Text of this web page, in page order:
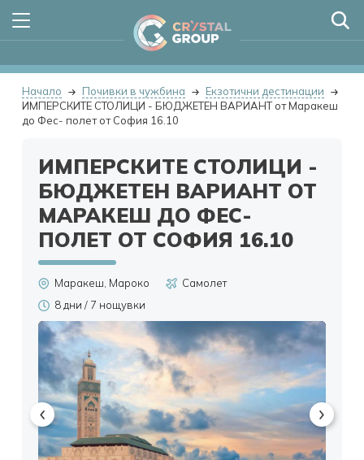
ХОТЕЛИ
Морски хотели
Планински хотели
Градски хотели
СПЕЦИАЛНИ ОФЕРТИ
Хотели с Аквапарк
Хотели на първа линия
Хотели Ultra All Inclusive
Почивки в Турция
Почивки в Египет
Почивки в Италия
Почивки в Испания
Почивки в Тунис
Почивки в Гърция
Почивки в Европа
Екзотични дестинации
За компанията
Общи условия
Политика за поверителност
Често задавани въпроси
Контакти
English
Начало Почивки в чужбина
Екзотични дестинации
ИМПЕРСКИТЕ СТОЛИЦИ - БЮДЖЕТЕН ВАРИАНТ от Маракеш
до Фес- полет от София 16.10
ИМПЕРСКИТЕ СТОЛИЦИ -
БЮДЖЕТЕН ВАРИАНТ ОТ
МАРАКЕШ ДО ФЕС-
ПОЛЕТ ОТ СОФИЯ 16.10
Маракеш, Мароко
Самолет
8 дни / 7 нощувки